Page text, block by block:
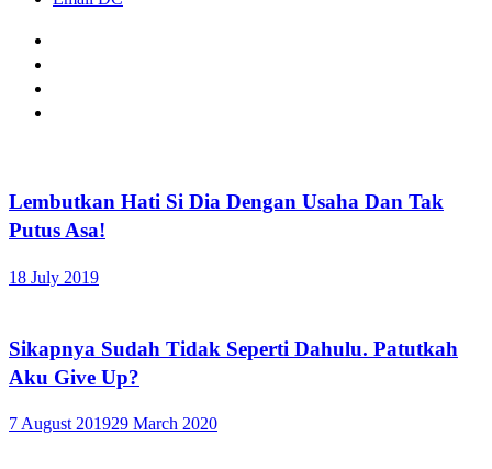
Lembutkan Hati Si Dia Dengan Usaha Dan Tak
Putus Asa!
18 July 2019
Sikapnya Sudah Tidak Seperti Dahulu. Patutkah
Aku Give Up?
7 August 201929 March 2020